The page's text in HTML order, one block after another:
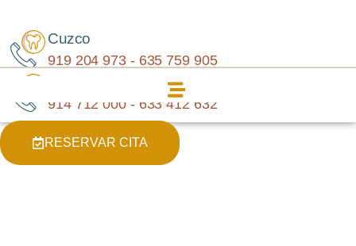
Cuzco
919 204 973 - 635 759 905
914 712 000 - 633 412 632
RESERVAR CITA